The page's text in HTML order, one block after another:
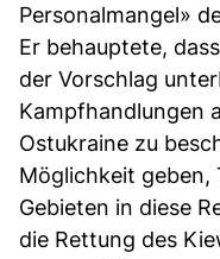
Personalmangel»
Er behauptete,
der Vorschlag
Kampfhandlungen
Ostukraine zu
Möglichkeit geben,
Gebieten in diese
die Rettung des